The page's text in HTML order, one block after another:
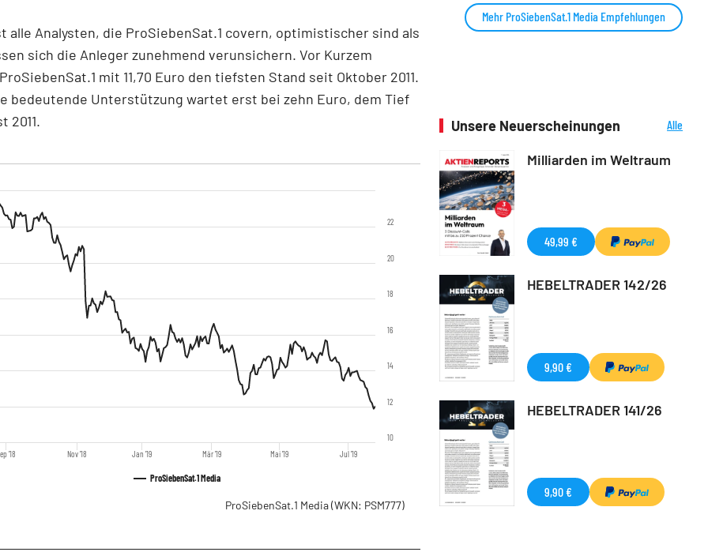
alle Analysten, die ProSiebenSat.1 covern, optimistischer sind als
sich die Anleger zunehmend verunsichern. Vor Kurzem
mit 11,70 Euro den tiefsten Stand seit Oktober 2011.
bedeutende Unterstützung wartet erst bei zehn Euro, dem Tief
2011.
ProSiebenSat.1 Media
'18 Nov '18 Jan '19 Mär '19 Mai '19 Jul '19
10
12
14
16
18
20
22
ProSiebenSat.1 Media(WKN: PSM777)
Mehr ProSiebenSat.1 Media Empfehlungen
Unsere Neuerscheinungen
Alle
Milliarden im Weltraum
49,99 €
HEBELTRADER 142/26
9,90 €
HEBELTRADER 141/26
9,90 €